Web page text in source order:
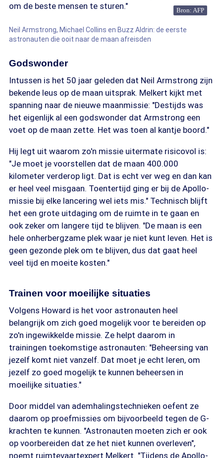
om de beste mensen te sturen."
Bron: AFP
Neil Armstrong, Michael Collins en Buzz Aldrin: de eerste
astronauten die ooit naar de maan afreisden
Godswonder
Intussen is het 50 jaar geleden dat Neil Armstrong zijn
bekende leus op de maan uitsprak. Melkert kijkt met
spanning naar de nieuwe maanmissie: "Destijds was
het eigenlijk al een godswonder dat Armstrong een
voet op de maan zette. Het was toen al kantje boord."
Hij legt uit waarom zo'n missie uitermate risicovol is:
"Je moet je voorstellen dat de maan 400.000
kilometer verderop ligt. Dat is echt ver weg en dan kan
er heel veel misgaan. Toentertijd ging er bij de Apollo-
missie bij elke lancering wel iets mis." Technisch blijft
het een grote uitdaging om de ruimte in te gaan en
ook zeker om langere tijd te blijven. "De maan is een
hele onherbergzame plek waar je niet kunt leven. Het is
geen gezonde plek om te blijven, dus dat gaat heel
veel tijd en moeite kosten."
Trainen voor moeilijke situaties
Volgens Howard is het voor astronauten heel
belangrijk om zich goed mogelijk voor te bereiden op
zo'n ingewikkelde missie. Ze helpt daarom in
trainingen toekomstige astronauten: "Beheersing van
jezelf komt niet vanzelf. Dat moet je echt leren, om
jezelf zo goed mogelijk te kunnen beheersen in
moeilijke situaties."
Door middel van ademhalingstechnieken oefent ze
daarom op proefmissies om bijvoorbeeld tegen de G-
krachten te kunnen. "Astronauten moeten zich er ook
op voorbereiden dat ze het niet kunnen overleven",
noemt ruimtevaartexpert Melkert. "Tijdens de Apollo-